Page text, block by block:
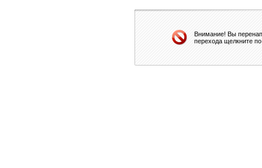
Внимание! Вы
перехода щелкните